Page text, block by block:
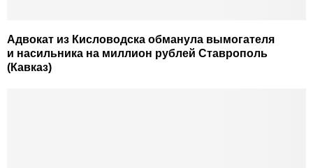
Адвокат из Кисловодска обманула вымогателя
и насильника на миллион рублей Ставрополь
(Кавказ)